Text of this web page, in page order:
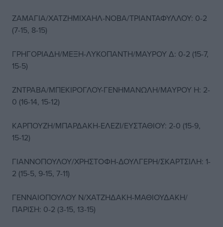
ΖΑΜΑΓΙΑ/ΧΑΤΖΗΜΙΧΑΗΛ-ΝΟΒΑ/ΤΡΙΑΝΤΑΦΥΛΛΟΥ: 0-2
(7-15, 8-15)
ΓΡΗΓΟΡΙΑΔΗ/ΜΕΞΗ-ΛΥΚΟΠΑΝΤΗ/ΜΑΥΡΟΥ Δ: 0-2 (15-7,
15-5)
ΖΝΤΡΑΒΑ/ΜΠΕΚΙΡΟΓΛΟΥ-ΓΕΝΗΜΑΝΩΛΗ/ΜΑΥΡΟΥ Η: 2-
0 (16-14, 15-12)
ΚΑΡΠΟΥΖΗ/ΜΠΑΡΔΑΚΗ-ΕΛΕΖΙ/ΕΥΣΤΑΘΙΟΥ: 2-0 (15-9,
15-12)
ΓΙΑΝΝΟΠΟΥΛΟΥ/ΧΡΗΣΤΟΦΗ-ΔΟΥΛΓΕΡΗ/ΣΚΑΡΤΣΙΛΗ: 1-
2 (15-5, 9-15, 7-11)
ΓΕΝΝΑΙΟΠΟΥΛΟΥ Ν/ΧΑΤΖΗΔΑΚΗ-ΜΑΘΙΟΥΔΑΚΗ/
ΠΑΡΙΣΗ: 0-2 (3-15, 13-15)